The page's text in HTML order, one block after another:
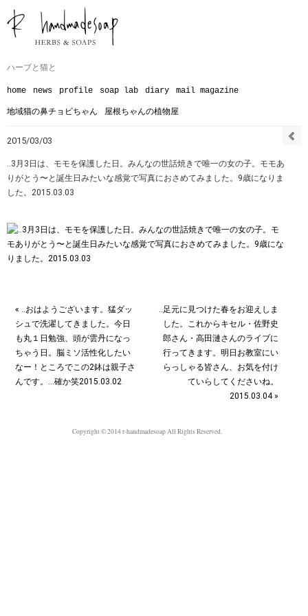
ハーブと猫と
home news profile soap lab diary mail magazine
地域猫の鼻チョビちゃん 屋根ちゃんの植物屋
2015/03/03
‥3月3日は、モモを保護した日。みんなの世話焼きで唯一の女の子。モモあ
りがとう〜と誕生日みたいな感覚で写真におさめてみました。9歳になりま
した。2015.03.03
« ‥おはようございます。猛ダッ
シュで洗濯してきました。今日
も丸１日勉強、頭が雲丹になっ
ちゃう日。脳ミソ活性化したい
なー！ところでこの2鉢は親子さ
んです。…確か笑2015.03.02
‥足元に見つけた春をお迎えしま
した。これからキセル・佐野史
郎さん・高田漣さんのライブに
行ってきます。明日お教室にい
らっしゃる皆さん、お気を付け
ていらしてくださいね。
2015.03.04 »
Copyright © 2014 r-handmadesoap All Rights Reserved.